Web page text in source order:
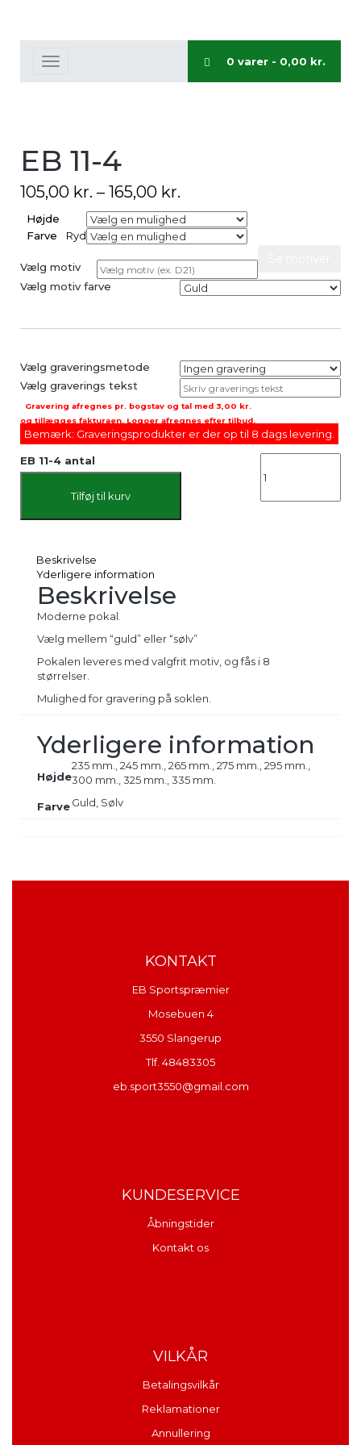
0 varer - 0,00 kr.
Toggle
EB 11-4
105,00 kr. – 165,00 kr.
Højde
Farve
Ryd
Vælg motiv
Vælg motiv farve
Vælg graveringsmetode
Vælg graverings tekst
Gravering afregnes pr. bogstav og tal med 3,00 kr.
og tillægges fakturaen. Logoer afregnes efter tilbud.
Bemærk: Graveringsprodukter er der op til 8 dags levering.
EB 11-4 antal
Tilføj til kurv
Beskrivelse
Yderligere information
Beskrivelse
Moderne pokal.
Vælg mellem “guld” eller “sølv”
Pokalen leveres med valgfrit motiv, og fås i 8
størrelser.
Mulighed for gravering på soklen.
Yderligere information
Højde
235 mm., 245 mm., 265 mm., 275 mm., 295 mm.,
300 mm., 325 mm., 335 mm.
FarveGuld, Sølv
KONTAKT
EB Sportspræmier
Mosebuen 4
3550 Slangerup
Tlf. 48483305
eb.sport3550@gmail.com
KUNDESERVICE
Åbningstider
Kontakt os
VILKÅR
Betalingsvilkår
Reklamationer
Annullering